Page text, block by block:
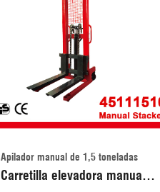
Apilador manual de 1,5 toneladas
Carretilla elevadora manual